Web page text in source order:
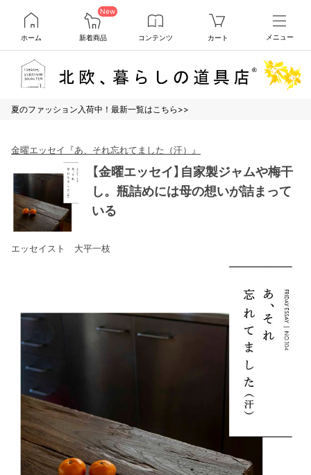
ホーム
New
新着商品 コンテンツ カート メニュー
夏のファッション入荷中！最新一覧はこちら>>
金曜エッセイ『あ、それ忘れてました（汗）』
【金曜エッセイ】自家製ジャムや梅干
し。瓶詰めには母の想いが詰まって
いる
エッセイスト 大平一枝